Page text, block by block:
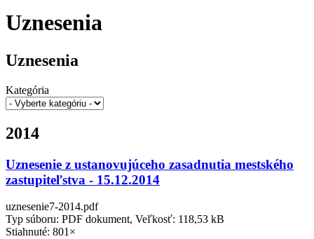
Uznesenia
Uznesenia
Kategória
2014
Uznesenie z ustanovujúceho zasadnutia mestského
zastupiteľstva - 15.12.2014
uznesenie7-2014.pdf
Typ súboru: PDF dokument, Veľkosť: 118,53 kB
Stiahnuté: 801×